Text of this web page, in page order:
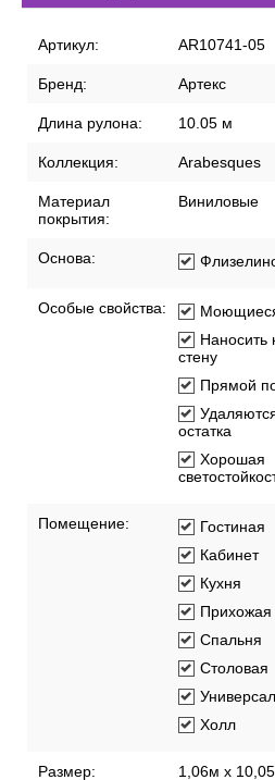
Артикул: AR10741-05
Бренд: Артекс
Длина рулона: 10.05 м
Коллекция: Arabesques
Материал
покрытия:
Виниловые
Основа:
Особые свойства:
Наносить
стену
Прямой
остатка
Хорошая
Помещение:
Гостиная
Кабинет
Кухня
Прихожая
Спальня
Столовая
Холл
Размер: 1,06м х